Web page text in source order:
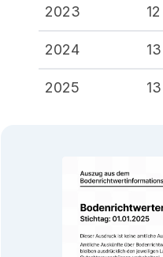
2023 12
2024 13
2025 13